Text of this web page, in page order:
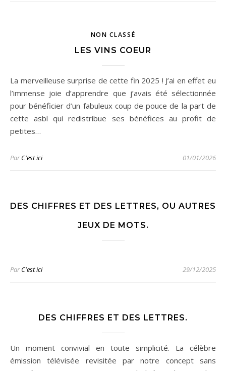
NON CLASSÉ
LES VINS COEUR
La merveilleuse surprise de cette fin 2025 ! J’ai en effet eu
l’immense joie d’apprendre que j’avais été sélectionnée
pour bénéficier d’un fabuleux coup de pouce de la part de
cette asbl qui redistribue ses bénéfices au profit de
petites…
ParC'est ici 01/01/2026
DES CHIFFRES ET DES LETTRES, OU AUTRES
JEUX DE MOTS.
ParC'est ici 29/12/2025
DES CHIFFRES ET DES LETTRES.
Un moment convivial en toute simplicité. La célèbre
émission télévisée revisitée par notre concept sans